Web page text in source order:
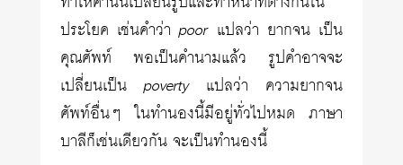
ประโยค เช่นคำว่า poorแปลว่า ยากจน เป็น
คุณศัพท์ พอเป็นคำนามแล้ว รูปคำอาจจะ
เปลี่ยนเป็นpovertyแปลว่า ความยากจน
ศัพท์อื่นๆ ในทำนองนี้มีอยู่ทั่วไปหมด ภาษา
บาลีก็เช่นเดียวกัน จะเป็นทำนองนี้